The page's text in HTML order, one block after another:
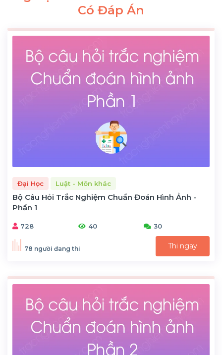
Có Đáp Án
Đại Học Luật - Môn khác
Bộ Câu Hỏi Trắc Nghiệm Chuẩn Đoán Hình Ảnh -
Phần 1
728 40 30
78 người đang thi Thi ngay